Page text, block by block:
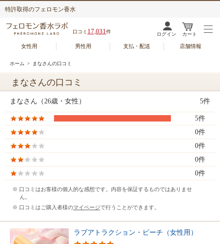
特許取得のフェロモン香水
口コミ 17,031件 ログイン カート
女性用 男性用 支払・配送 店舗情報
ホーム > まなさんの口コミ
まなさんの口コミ
まなさん（26歳・女性） 5件
5件
0件
0件
0件
0件
※ 口コミはお客様の個人的な感想です。内容を保証するものではありませ
ん。
※ 口コミはご購入者様のマイページで行うことができます。
ラブアトラクション・ピーチ（女性用）